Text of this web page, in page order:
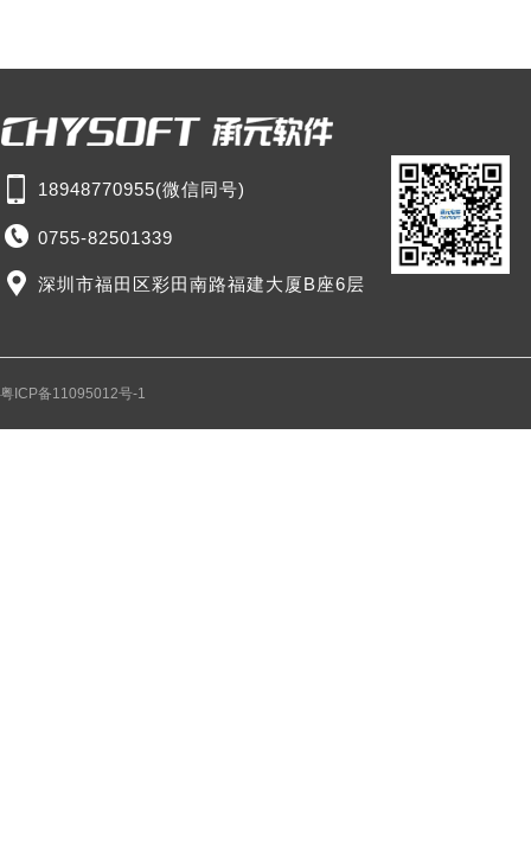
18948770955(微信同号)
0755-82501339
深圳市福田区彩田南路福建大厦B座6层
粤ICP备11095012号-1